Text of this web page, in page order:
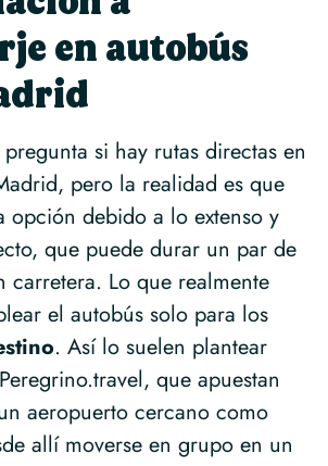
en autobús
si hay rutas directas en
pero la realidad es que
opción debido a lo extenso y
que puede durar un par de
carretera. Lo que realmente
el autobús solo para los
. Así lo suelen plantear
que apuestan
aeropuerto cercano como
allí moverse en grupo en un